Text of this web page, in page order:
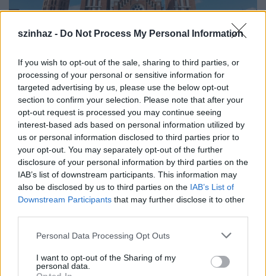
szinhaz - Do Not Process My Personal Information
If you wish to opt-out of the sale, sharing to third parties, or
processing of your personal or sensitive information for
targeted advertising by us, please use the below opt-out
section to confirm your selection. Please note that after your
opt-out request is processed you may continue seeing
interest-based ads based on personal information utilized by
us or personal information disclosed to third parties prior to
your opt-out. You may separately opt-out of the further
disclosure of your personal information by third parties on the
IAB’s list of downstream participants. This information may
also be disclosed by us to third parties on the IAB’s List of
Downstream Participants that may further disclose it to other
Please note that this website/app uses one or more Google
not limited to your visit or usage behaviour. You may click to
grant or deny consent to Google and its third-party tags to
Personal Data Processing Opt Outs
I want to opt-out of the Sharing of my
personal data.
Épül a Dóm téri szabadtéri színpad
mtothorsi•2020. július 16.
Megkezdődött a Szegedi Szabadtéri Játékok Dóm
téri játszóhelyének építése. A fesztivál ikonikus
helyszínének számító téren elsőként ...